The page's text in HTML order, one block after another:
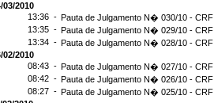
03/2010
13:36 - Pauta de Julgamento N� 030/10 - CRF
13:35 - Pauta de Julgamento N� 029/10 -
13:34 - Pauta de Julgamento N� 028/10 -
02/2010
08:43 - Pauta de Julgamento N� 027/10 -
08:42 - Pauta de Julgamento N� 026/10 -
08:27 - Pauta de Julgamento N� 025/10 -